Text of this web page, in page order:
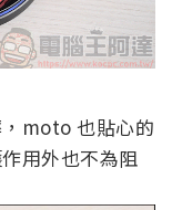
moto 也貼心的
用外也不為阻